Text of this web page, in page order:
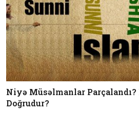
Niyə Müsəlmanlar Parçalandı?
Doğrudur?